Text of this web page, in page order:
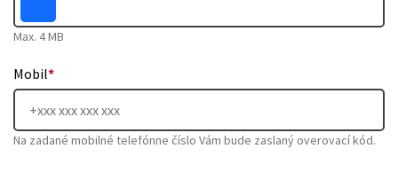
Max. 4 MB
Mobil*
Na zadané mobilné telefónne číslo Vám bude zaslaný overovací kód.